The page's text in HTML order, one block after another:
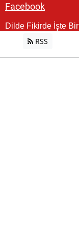
Facebook
Dilde Fikirde İşte
RSS